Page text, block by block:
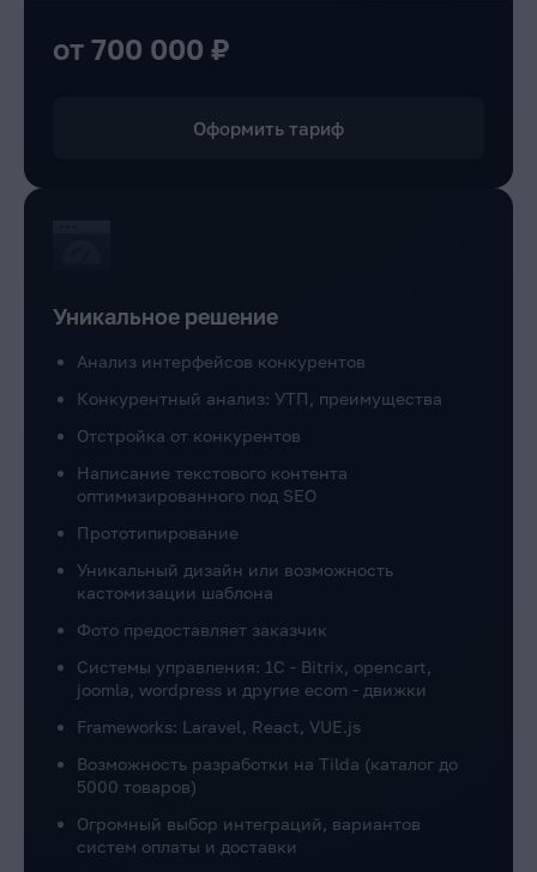
от 700 000 ₽
Оформить тариф
Уникальное решение
Анализ интерфейсов конкурентов
Конкурентный анализ: УТП, преимущества
Отстройка от конкурентов
Написание текстового контента
оптимизированного под SEO
Прототипирование
Уникальный дизайн или возможность
кастомизации шаблона
Фото предоставляет заказчик
Системы управления: 1C - Bitrix, opencart,
joomla, wordpress и другие ecom - движки
Frameworks: Laravel, React, VUE.js
Возможность разработки на Tilda (каталог до
5000 товаров)
Огромный выбор интеграций, вариантов
систем оплаты и доставки